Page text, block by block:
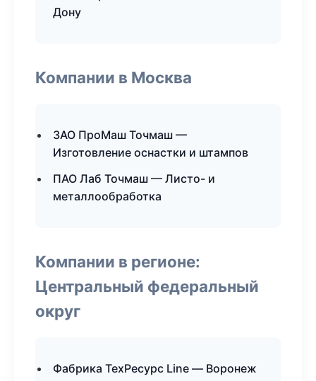
Дону
Компании в Москва
ЗАО ПроМаш Точмаш —
Изготовление оснастки и штампов
ПАО Лаб Точмаш — Листо- и
металлообработка
Компании в регионе:
Центральный федеральный
округ
Фабрика ТехРесурс Line — Воронеж